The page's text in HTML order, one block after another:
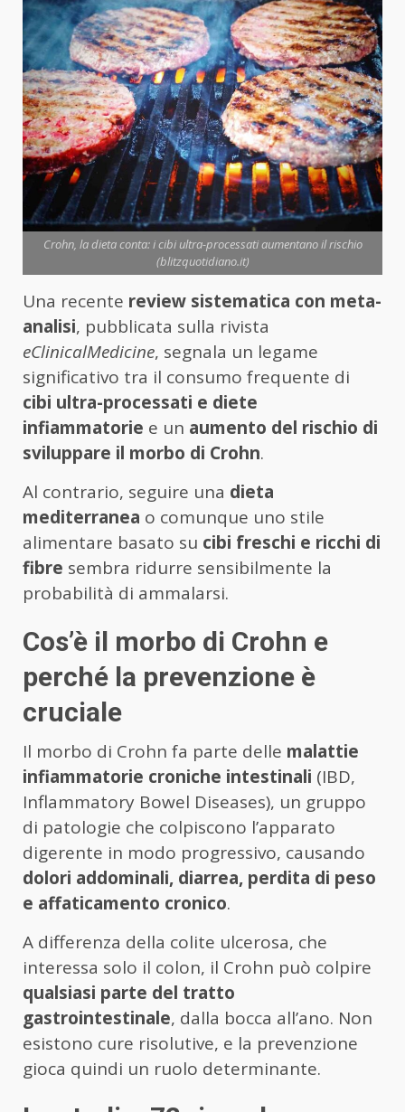
Crohn, la dieta conta: i cibi ultra-processati aumentano il rischio
(blitzquotidiano.it)
Una recente review sistematica con meta-
analisi, pubblicata sulla rivista
eClinicalMedicine, segnala un legame
significativo tra il consumo frequente di
cibi ultra-processati e diete
infiammatorie e un aumento del rischio di
sviluppare il morbo di Crohn.
Al contrario, seguire una dieta
mediterranea o comunque uno stile
alimentare basato su cibi freschi e ricchi di
fibre sembra ridurre sensibilmente la
probabilità di ammalarsi.
Cos’è il morbo di Crohn e
perché la prevenzione è
cruciale
Il morbo di Crohn fa parte delle malattie
infiammatorie croniche intestinali (IBD,
Inflammatory Bowel Diseases), un gruppo
di patologie che colpiscono l’apparato
digerente in modo progressivo, causando
dolori addominali, diarrea, perdita di peso
e affaticamento cronico.
A differenza della colite ulcerosa, che
interessa solo il colon, il Crohn può colpire
qualsiasi parte del tratto
gastrointestinale, dalla bocca all’ano. Non
esistono cure risolutive, e la prevenzione
gioca quindi un ruolo determinante.